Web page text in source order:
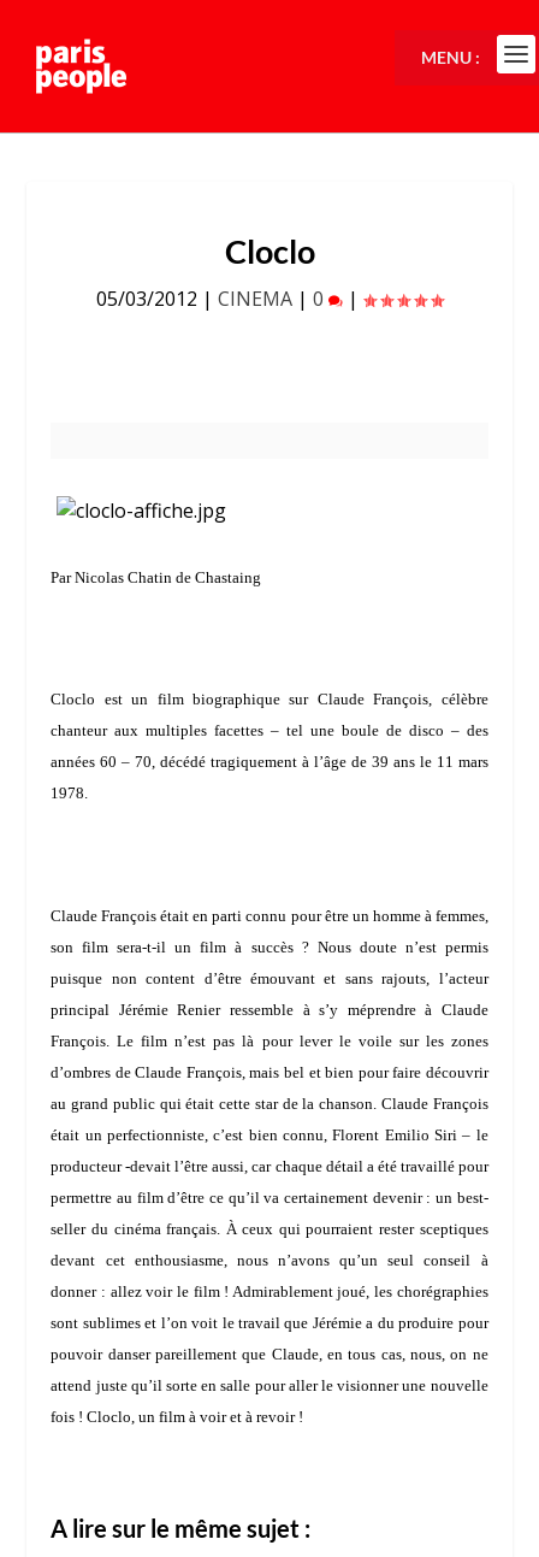
Cloclo
05/03/2012 | CINEMA | 0 |
Par Nicolas Chatin de Chastaing
Cloclo est un film biographique sur Claude François, célèbre
chanteur aux multiples facettes – tel une boule de disco – des
années 60 – 70, décédé tragiquement à l’âge de 39 ans le 11 mars
1978.
Claude François était en parti connu pour être un homme à femmes,
son film sera-t-il un film à succès ? Nous doute n’est permis
puisque non content d’être émouvant et sans rajouts, l’acteur
principal Jérémie Renierressemble à s’y méprendre à Claude
François. Le film n’est pas là pour lever le voile sur les zones
d’ombres de Claude François, mais bel et bien pour faire découvrir
au grand public qui était cette star de la chanson. Claude François
était un perfectionniste, c’est bien connu,Florent Emilio Siri – le
producteur -devait l’être aussi, car chaque détail a été travaillé pour
permettre au film d’être ce qu’il va certainement devenir : un best-
seller du cinéma français. À ceux qui pourraient rester sceptiques
devant cet enthousiasme, nous n’avons qu’un seul conseil à
donner : allez voir le film ! Admirablement joué, les chorégraphies
sont sublimes et l’on voit le travail que Jérémie a du produire pour
pouvoir danser pareillement que Claude, en tous cas, nous, on ne
attend juste qu’il sorte en salle pour aller le visionner une nouvelle
fois ! Cloclo, un film à voir et à revoir !
A lire sur le même sujet :
MENU :